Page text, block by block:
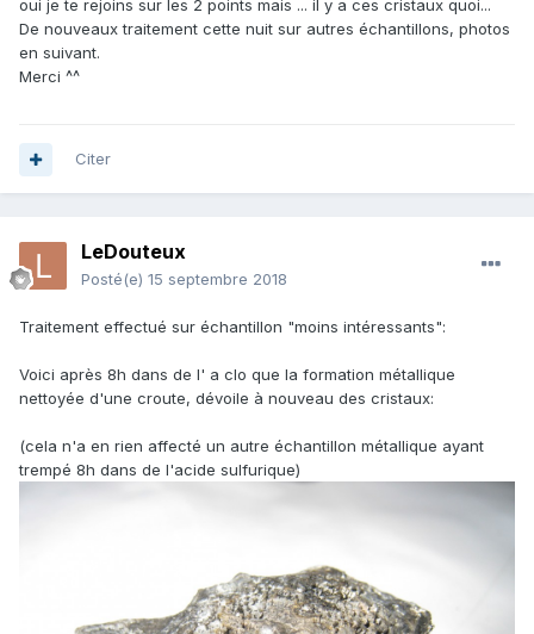
oui je te rejoins sur les 2 points mais ... il y a ces cristaux quoi...
De nouveaux traitement cette nuit sur autres échantillons, photos
en suivant.
Merci ^^
Citer
LeDouteux
Posté(e) 15 septembre 2018
Traitement effectué sur échantillon "moins intéressants":
Voici après 8h dans de l' a clo que la formation métallique
nettoyée d'une croute, dévoile à nouveau des cristaux:
(cela n'a en rien affecté un autre échantillon métallique ayant
trempé 8h dans de l'acide sulfurique)